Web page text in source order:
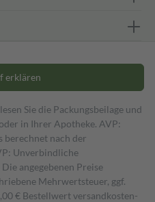
erklären
Sie die Packungsbeilage und
in Ihrer Apotheke. AVP:
nach der
Unverbindliche
angegebenen Preise
Mehrwertsteuer, ggf.
€ Bestell­wert versand­kosten­